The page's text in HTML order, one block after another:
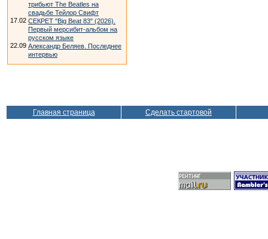
трибьют The Beatles на
свадьбе Тейлор Свифт
17.02 СЕКРЕТ "Big Beat 83" (2026).
Первый мерсибит-альбом на
русском языке
22.09 Александр Беляев. Последнее
интервью
Главная страница Сделать стартовой